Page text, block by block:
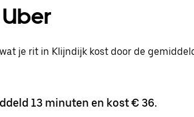
je rit in Klijndijk kost door de
13 minuten en kost € 36.